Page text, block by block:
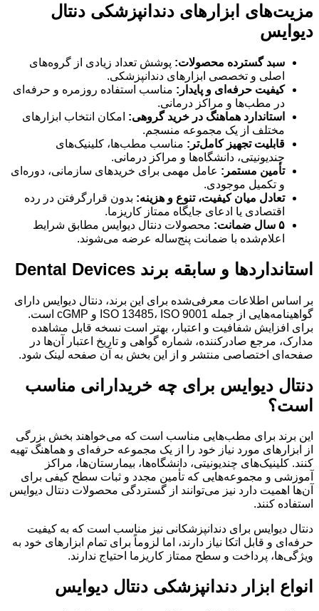
مزیت‌های ابزارهای دندانپزشکی دنتال
دیوایس
سبد گسترده محصولات: پوشش تعداد زیادی از گروه‌های
اصلی و تخصصی ابزارهای دندانپزشکی.
کیفیت حرفه‌ای و پایدار: مناسب استفاده روزمره و حرفه‌ای
در مطب‌ها و مراکز درمانی.
استاندارد هماهنگ در خرید گروهی: امکان انتخاب ابزارهای
مختلف از یک مجموعه منسجم.
قابلیت تجهیز کامل‌تر: مناسب مطب‌ها، کلینیک‌های
چندیونیتی، دانشگاه‌ها و مراکز درمانی.
تأمین مستمر: عامل مهمی برای خریدهای سازمانی، دوره‌ای
و تکمیل موجودی.
تعادل میان کیفیت، تنوع و هزینه: بدون قرارگرفتن در رده
اقتصادی یا ادعای جایگاه ممتاز کاریزما.
۵ سال ضمانت:
محصولات دنتال دیوایس مطابق شرایط
اعلام‌شده با ضمانت پنج‌ساله عرضه می‌شوند.
استانداردها و سابقه برند Dental Devices
بر اساس اطلاعات معرفی‌شده برای این برند، دنتال دیوایس دارای
گواهینامه‌هایی از جمله ISO 13485، ISO 9001 و cGMP است.
برای افزایش شفافیت و اعتبار، بهتر است نسخه قابل مشاهده
مدارک، مرجع صادرکننده، شماره گواهی و تاریخ اعتبار آن‌ها در
صفحه‌ای اختصاصی منتشر و از این بخش به آن صفحه لینک شود.
دنتال دیوایس برای چه خریدارانی مناسب
است؟
این برند برای مطب‌هایی مناسب است که می‌خواهند بخش بزرگی
از ابزارهای مورد نیاز خود را از یک مجموعه حرفه‌ای و هماهنگ تهیه
کنند. کلینیک‌های چندیونیتی، دانشگاه‌ها، بیمارستان‌ها، مراکز
آموزشی و مجموعه‌هایی که تأمین مجدد و ثبات سطح کیفی برای
آن‌ها اهمیت دارد نیز می‌توانند از گستردگی محصولات دنتال دیوایس
استفاده کنند.
دنتال دیوایس برای دندانپزشکانی نیز مناسب است که به کیفیت
حرفه‌ای و قابل اتکا نیاز دارند، اما لزوماً برای تمام ابزارهای خود به
ویژگی‌ها، پرداخت و سطح ممتاز کاریزما احتیاج ندارند.
انواع ابزار دندانپزشکی دنتال دیوایس